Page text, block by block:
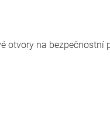
otvory na bezpečnostní